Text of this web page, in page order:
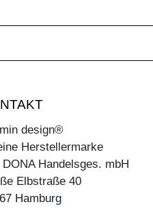
design®
Herstellermarke
Handelsges. mbH
Elbstraße 40
Hamburg